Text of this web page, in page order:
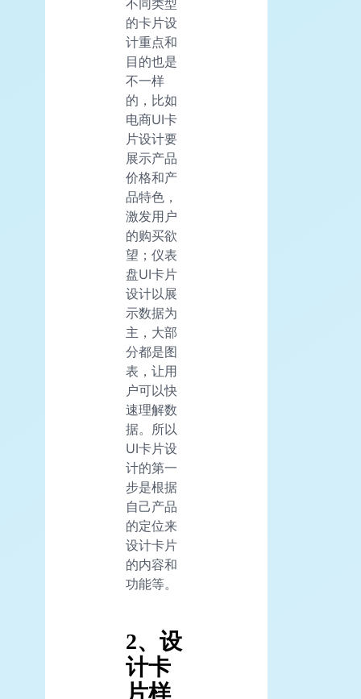
不同类型
的卡片设
计重点和
目的也是
不一样
的，比如
电商UI卡
片设计要
展示产品
价格和产
品特色，
激发用户
的购买欲
望；仪表
盘UI卡片
设计以展
示数据为
主，大部
分都是图
表，让用
户可以快
速理解数
据。所以
UI卡片设
计的第一
步是根据
自己产品
的定位来
设计卡片
的内容和
功能等。
2、设
计卡
片样